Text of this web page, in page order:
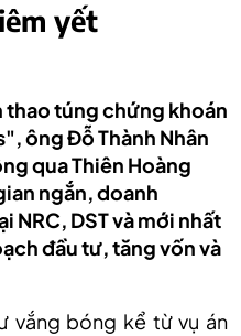
yết
thao túng chứng khoán
ông Đỗ Thành Nhân
qua Thiên Hoàng
ngắn, doanh
NRC, DST và mới nhất
đầu tư, tăng vốn và
vắng bóng kể từ vụ án